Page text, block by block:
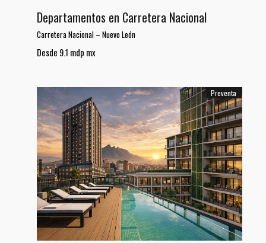
Departamentos en Carretera Nacional
Carretera Nacional – Nuevo León
Desde 9.1 mdp mx
Preventa